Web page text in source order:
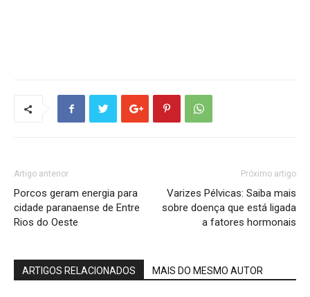
Artigo anterior
Porcos geram energia para
cidade paranaense de Entre
Rios do Oeste
Próximo artigo
Varizes Pélvicas: Saiba mais
sobre doença que está ligada
a fatores hormonais
ARTIGOS RELACIONADOS MAIS DO MESMO AUTOR